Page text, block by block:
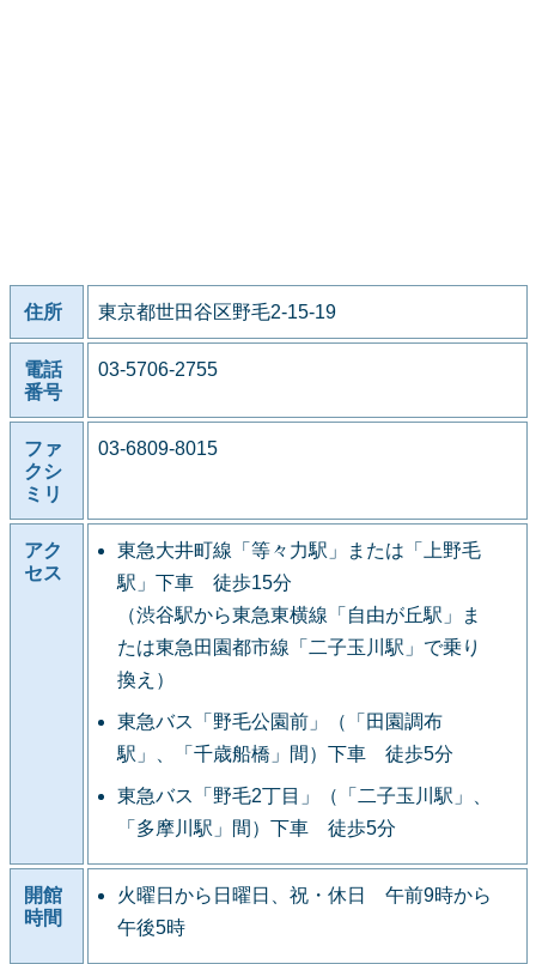
住所 東京都世田谷区野毛2-15-19
電話
番号
03-5706-2755
ファ
クシ
ミリ
03-6809-8015
アク
セス
東急大井町線「等々力駅」または「上野毛
駅」下車 徒歩15分
（渋谷駅から東急東横線「自由が丘駅」ま
たは東急田園都市線「二子玉川駅」で乗り
換え）
東急バス「野毛公園前」（「田園調布
駅」、「千歳船橋」間）下車 徒歩5分
東急バス「野毛2丁目」（「二子玉川駅」、
「多摩川駅」間）下車 徒歩5分
開館
時間
火曜日から日曜日、祝・休日 午前9時から
午後5時